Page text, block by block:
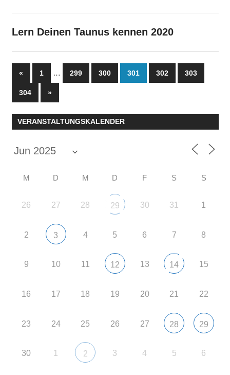
Lern Deinen Taunus kennen 2020
Seitennummerierung
der
Beiträge
«Vorherige
Beiträge
1 … 299 300 301 302 303
304
Nächste
Beiträge
»
VERANSTALTUNGSKALENDER
M D M D F S S
26 27 28 29 30 31 1
2 3 4 5 6 7 8
9 10 11 12 13 14 15
16 17 18 19 20 21 22
23 24 25 26 27 28 29
30 1 2 3 4 5 6